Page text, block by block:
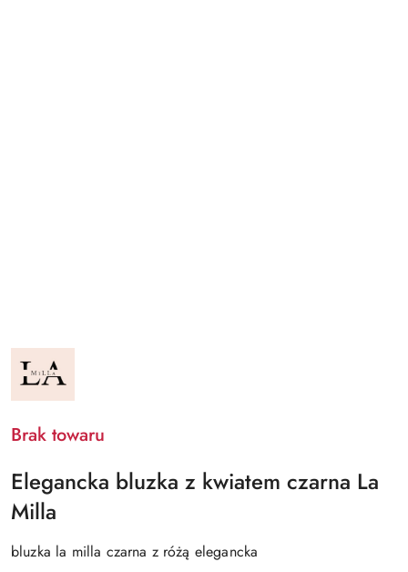
NAZWA
PRODUCENTA:
LA
MILLA
Brak towaru
Elegancka bluzka z kwiatem czarna La
Milla
bluzka la milla czarna z różą elegancka